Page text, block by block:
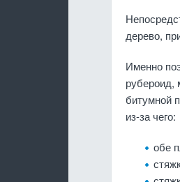
дерево,
Именно
рубероид,
битумной
из-за чего:
обе